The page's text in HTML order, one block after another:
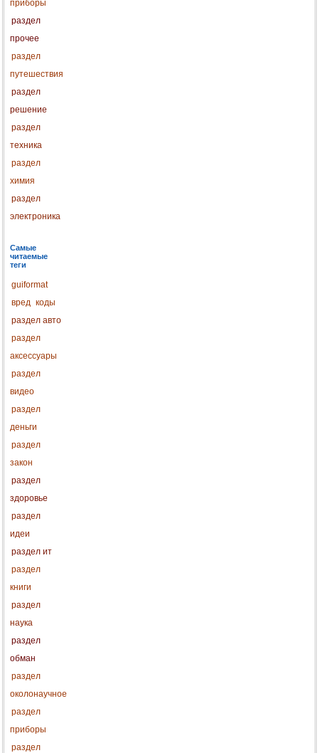
приборы
раздел
прочее
раздел
путешествия
раздел
решение
раздел
техника
раздел
химия
раздел
электроника
Самые
читаемые
теги
guiformat
вред коды
раздел авто
раздел
аксессуары
раздел
видео
раздел
деньги
раздел
закон
раздел
здоровье
раздел
идеи
раздел ит
раздел
книги
раздел
наука
раздел
обман
раздел
околонаучное
раздел
приборы
раздел